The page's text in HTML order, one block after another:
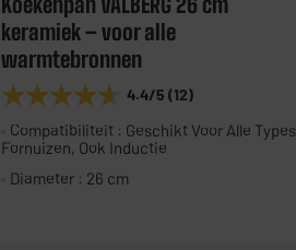
keramiek – voor alle
warmtebronnen
★★★★★
★★★★★ 4.4/5 (12)
Compatibiliteit : Geschikt Voor Alle Types
Fornuizen, Ook Inductie
Diameter : 26 cm